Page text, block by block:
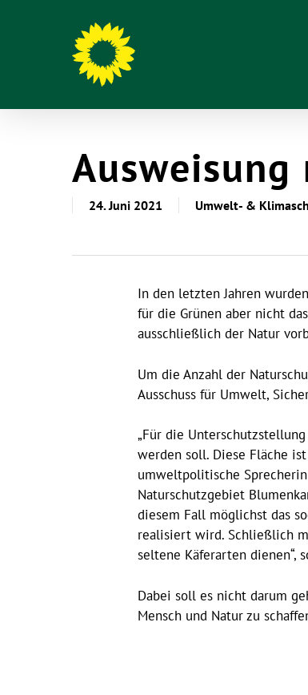
24. Juni 2021 Umwelt- &
In den letzten Jahren
für die Grünen aber nicht
ausschließlich der Natur
Um die Anzahl der
Ausschuss für Umwelt,
„Für die
werden soll. Diese Fläche
umweltpolitische
Naturschutzgebiet
diesem Fall möglichst das
realisiert wird. Schließlich
seltene Käferarten dienen“,
Dabei soll es nicht darum
Mensch und Natur zu